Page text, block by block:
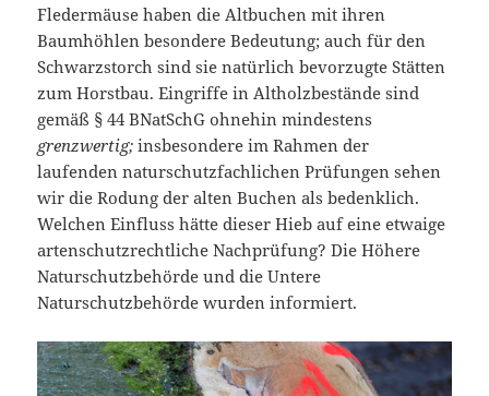
Fledermäuse haben die Altbuchen mit ihren
Baumhöhlen besondere Bedeutung; auch für den
Schwarzstorch sind sie natürlich bevorzugte Stätten
zum Horstbau. Eingriffe in Altholzbestände sind
gemäß § 44 BNatSchG ohnehin mindestens
grenzwertig; insbesondere im Rahmen der
laufenden naturschutzfachlichen Prüfungen sehen
wir die Rodung der alten Buchen als bedenklich.
Welchen Einfluss hätte dieser Hieb auf eine etwaige
artenschutzrechtliche Nachprüfung? Die Höhere
Naturschutzbehörde und die Untere
Naturschutzbehörde wurden informiert.